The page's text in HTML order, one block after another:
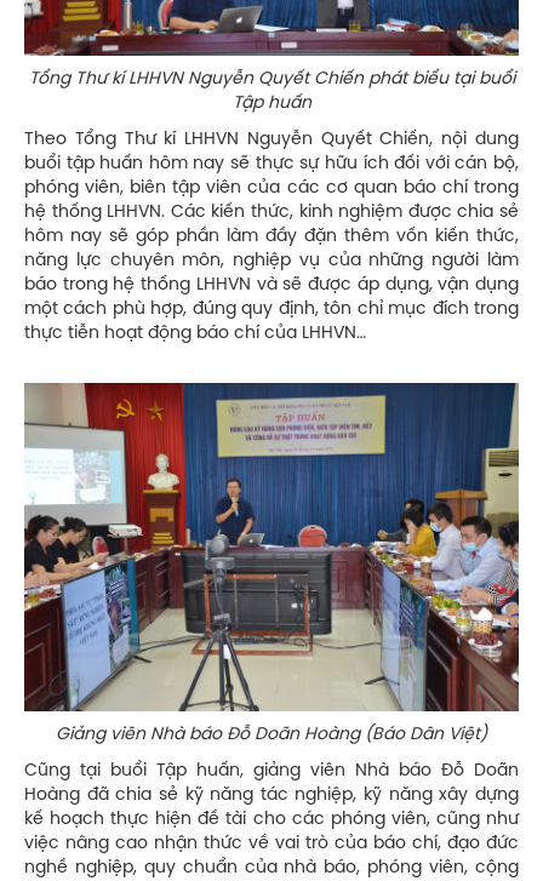
Tổng Thư kí LHHVN Nguyễn Quyết Chiến phát biểu tại buổi
Tập huấn
Theo Tổng Thư kí LHHVN Nguyễn Quyết Chiến, nội dung
buổi tập huấn hôm nay sẽ thực sự hữu ích đối với cán bộ,
phóng viên, biên tập viên của các cơ quan báo chí trong
hệ thống LHHVN. Các kiến thức, kinh nghiệm được chia sẻ
hôm nay sẽ góp phần làm đầy đặn thêm vốn kiến thức,
năng lực chuyên môn, nghiệp vụ của những người làm
báo trong hệ thống LHHVN và sẽ được áp dụng, vận dụng
một cách phù hợp, đúng quy định, tôn chỉ mục đích trong
thực tiễn hoạt động báo chí của LHHVN…
Giảng viên Nhà báo Đỗ Doãn Hoàng (Báo Dân Việt)
Cũng tại buổi Tập huấn, giảng viên Nhà báo Đỗ Doãn
Hoàng đã chia sẻ kỹ năng tác nghiệp, kỹ năng xây dựng
kế hoạch thực hiện đề tài cho các phóng viên, cũng như
việc nâng cao nhận thức về vai trò của báo chí, đạo đức
nghề nghiệp, quy chuẩn của nhà báo, phóng viên, cộng